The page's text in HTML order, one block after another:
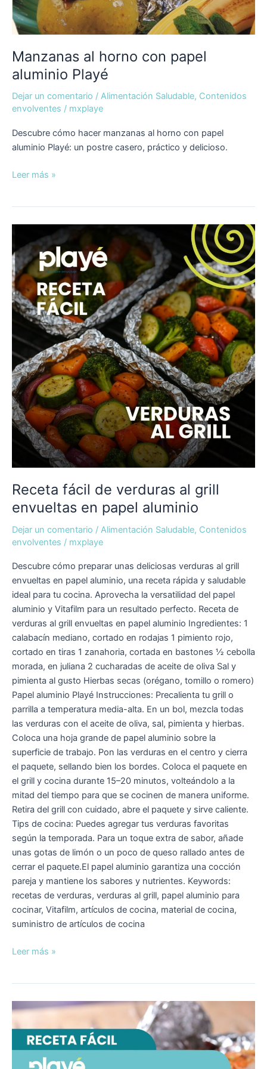
Manzanas al horno con papel
aluminio Playé
Dejar un comentario / Alimentación Saludable, Contenidos
envolventes / mxplaye
Descubre cómo hacer manzanas al horno con papel
aluminio Playé: un postre casero, práctico y delicioso.
Leer más »
Receta fácil de verduras al grill
envueltas en papel aluminio
Dejar un comentario / Alimentación Saludable, Contenidos
envolventes / mxplaye
Descubre cómo preparar unas deliciosas verduras al grill
envueltas en papel aluminio, una receta rápida y saludable
ideal para tu cocina. Aprovecha la versatilidad del papel
aluminio y Vitafilm para un resultado perfecto. Receta de
verduras al grill envueltas en papel aluminio Ingredientes: 1
calabacín mediano, cortado en rodajas 1 pimiento rojo,
cortado en tiras 1 zanahoria, cortada en bastones ½ cebolla
morada, en juliana 2 cucharadas de aceite de oliva Sal y
pimienta al gusto Hierbas secas (orégano, tomillo o romero)
Papel aluminio Playé Instrucciones: Precalienta tu grill o
parrilla a temperatura media-alta. En un bol, mezcla todas
las verduras con el aceite de oliva, sal, pimienta y hierbas.
Coloca una hoja grande de papel aluminio sobre la
superficie de trabajo. Pon las verduras en el centro y cierra
el paquete, sellando bien los bordes. Coloca el paquete en
el grill y cocina durante 15–20 minutos, volteándolo a la
mitad del tiempo para que se cocinen de manera uniforme.
Retira del grill con cuidado, abre el paquete y sirve caliente.
Tips de cocina: Puedes agregar tus verduras favoritas
según la temporada. Para un toque extra de sabor, añade
unas gotas de limón o un poco de queso rallado antes de
cerrar el paquete.El papel aluminio garantiza una cocción
pareja y mantiene los sabores y nutrientes. Keywords:
recetas de verduras, verduras al grill, papel aluminio para
cocinar, Vitafilm, artículos de cocina, material de cocina,
suministro de artículos de cocina
fácil
de
verduras
al
grill
envueltas
papel
aluminio
Leer más »
Filete
de
atún
empapelado